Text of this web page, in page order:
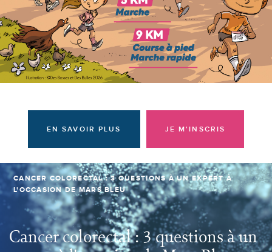
Actualités
Prendre rendez-vous
EN SAVOIR PLUS JE M'INSCRIS
CANCER COLORECTAL : 3 QUESTIONS À UN EXPERT À
L'OCCASION DE MARS BLEU
Cancer colorectal : 3 questions à un